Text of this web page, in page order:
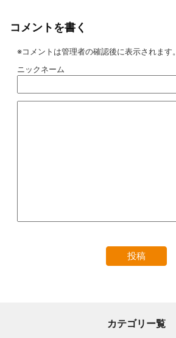
コメントを書く
※コメントは管理者の確認後に表示されます。
ニックネーム
カテゴリー覧